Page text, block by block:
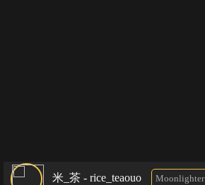
米_茶 - rice_teaouo Moonlighter